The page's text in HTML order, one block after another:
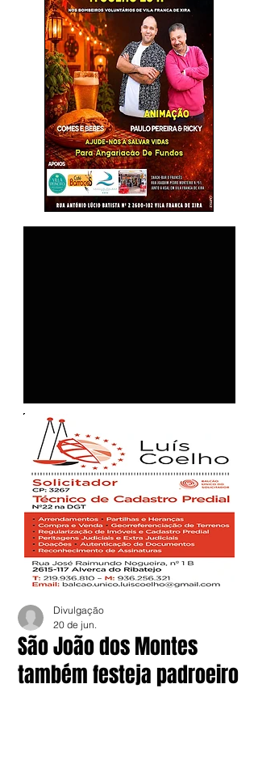
São João dos Montes
também festeja padroeiro
Divulgação
20 de jun.